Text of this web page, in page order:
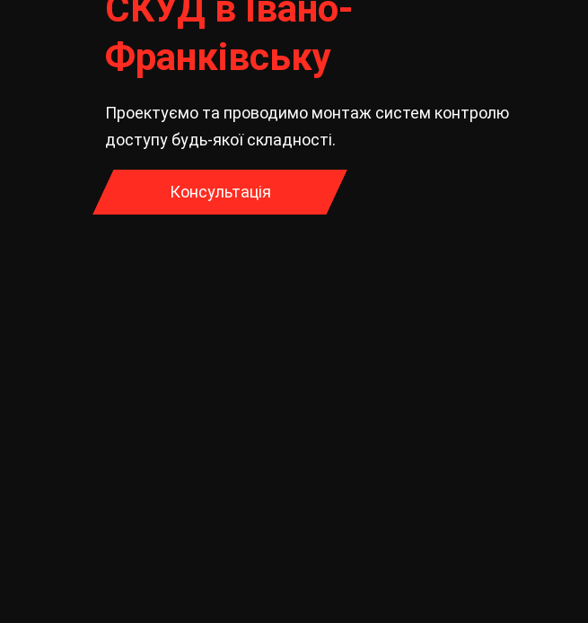
Франківську
Проектуємо та проводимо монтаж систем контролю
доступу будь-якої складності.
Консультація